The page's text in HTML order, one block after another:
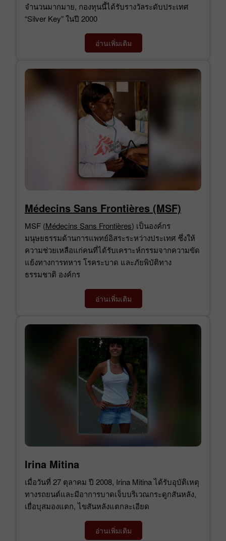
จำนวนมากมาย, กองทุนนี้ได้รับรางวัลระดับประเทศ
“Silver Key” ในปี 2000
อ่านเพิ่มเติม
Médecins Sans Frontières (MSF)
MSF (Médecins Sans Frontières) เป็นองค์กร
มนุษยธรรมด้านการแพทย์อิสระระหว่างประเทศ ซึ่งให้
ความช่วยเหลือแก่คนที่ได้รับเคราะห์กรรมจากความขัด
แย้งทางการทหาร โรคระบาด และภัยพิบัติทาง
ธรรมชาติ องค์กร
อ่านเพิ่มเติม
Irina Mitina
เมื่อวันที่ 27 ตุลาคม ปี 2008, Irina Mitina ได้รับอุบัติเหตุ
ทางรถยนต์และมีอาการบาดเจ็บบริเวณกระดูกสันหลัง,
เยื่อบุสมองแตก, ไขสันหลังแตกละเอียด
อ่านเพิ่มเติม